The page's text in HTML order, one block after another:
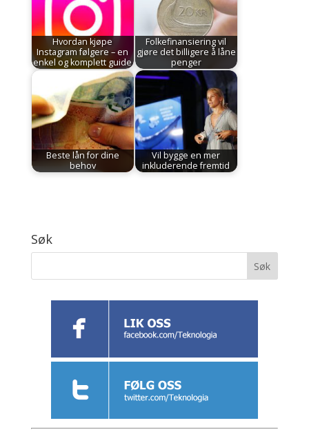
Hvordan kjøpe
Instagram følgere – en
enkel og komplett guide
Folkefinansiering vil
gjøre det billigere å låne
penger
Beste lån for dine
behov
Vil bygge en mer
inkluderende fremtid
Søk